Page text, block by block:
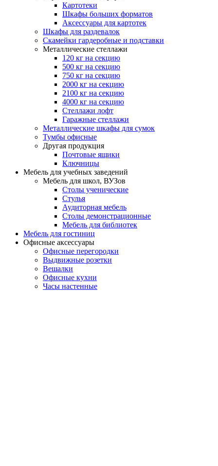
Картотеки
Шкафы больших форматов
Аксессуары для картотек
Шкафы для раздевалок
Скамейки гардеробные и подставки
Металлические стеллажи
120 кг на секцию
500 кг на секцию
750 кг на секцию
2000 кг на секцию
2100 кг на секцию
4000 кг на секцию
Стеллажи лофт
Гаражные стеллажи
Металлические шкафы для сумок
Тумбы офисные
Другая продукция
Почтовые ящики
Ключницы
Мебель для учебных заведений
Мебель для школ, ВУЗов
Столы ученические
Стулья
Аудиторная мебель
Столы демонстрационные
Мебель для библиотек
Мебель для гостиниц
Офисные аксессуары
Офисные перегородки
Выдвижные розетки
Вешалки
Офисные кухни
Часы настенные